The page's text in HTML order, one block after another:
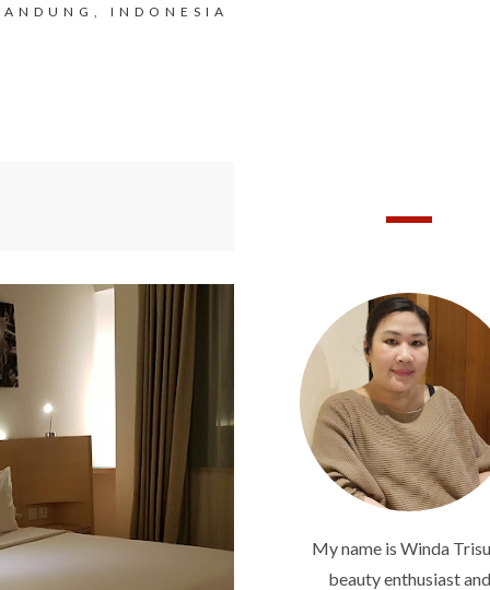
INDONESIA
My name is Winda
beauty enthusiast and